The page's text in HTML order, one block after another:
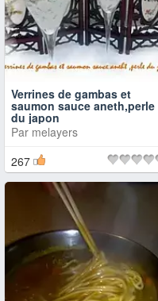
Verrines de gambas et
saumon sauce aneth,perle
du japon
Par melayers
267